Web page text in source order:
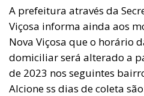
A prefeitura através da
Viçosa informa ainda aos
Nova Viçosa que o horário
domiciliar será alterado a
de 2023 nos seguintes
Alcione ss dias de coleta